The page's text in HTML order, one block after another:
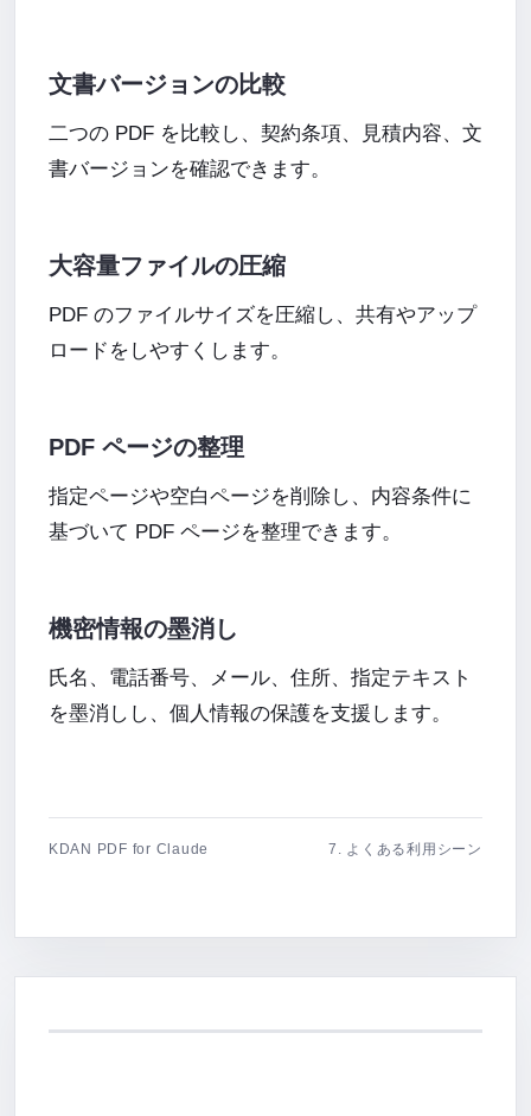
文書バージョンの比較
二つの PDF を比較し、契約条項、見積内容、文
書バージョンを確認できます。
大容量ファイルの圧縮
PDF のファイルサイズを圧縮し、共有やアップ
ロードをしやすくします。
PDF ページの整理
指定ページや空白ページを削除し、内容条件に
基づいて PDF ページを整理できます。
機密情報の墨消し
氏名、電話番号、メール、住所、指定テキスト
を墨消しし、個人情報の保護を支援します。
KDAN PDF for Claude 7. よくある利用シーン